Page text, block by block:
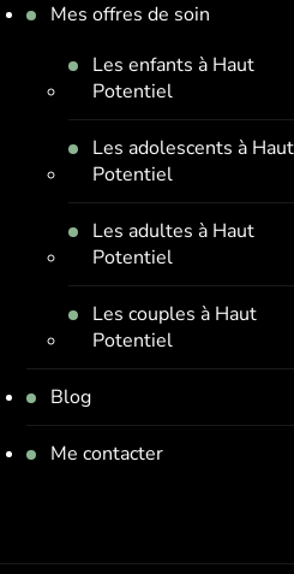
Mes offres de soin
Les enfants à Haut
Potentiel
Les adolescents à Haut
Potentiel
Les adultes à Haut
Potentiel
Les couples à Haut
Potentiel
Blog
Me contacter